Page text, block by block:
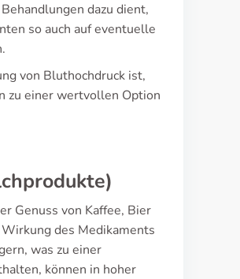
dazu dient,
so auch auf eventuelle
von Bluthochdruck ist,
zu einer wertvollen Option
Genuss von Kaffee, Bier
des Medikaments
was zu einer
können in hoher